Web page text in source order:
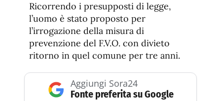
Ricorrendo i presupposti di legge,
l’uomo è stato proposto per
l’irrogazione della misura di
prevenzione del F.V.O. con divieto
ritorno in quel comune per tre anni.
Aggiungi Sora24
Fonte preferita su Google